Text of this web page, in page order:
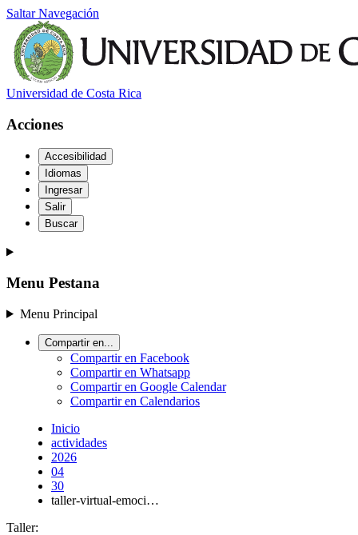
Saltar Navegación
Universidad de Costa Rica
Acciones
Accesibilidad
Idiomas
Ingresar
Salir
Buscar
Menu Pestana
Menu Principal
Compartir en...
Compartir en Facebook
Compartir en Whatsapp
Compartir en Google Calendar
Compartir en Calendarios
Inicio
actividades
2026
04
30
taller-virtual-emoci…
Taller: